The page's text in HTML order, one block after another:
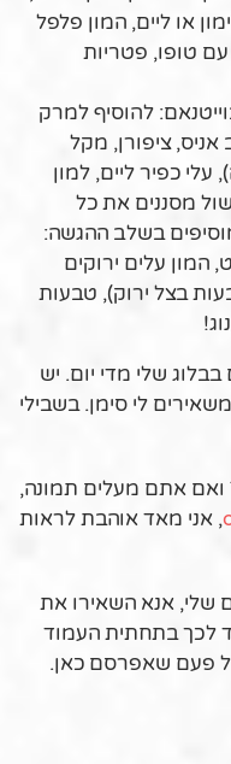
או ליים, המון פלפל
עם טופו, פטריות
להוסיף למרק
אניס, ציפורן, מקל
עלי כפיר ליים, למון
מסננים את כל
בשלב ההגשה:
המון עלים ירוקים
בצל ירוק), טבעות
שלי מדי יום. יש
לי סימן. בשבילי
ואם אתם מעלים תמונה,
, אני מאד אוהבת לראות
שלי, אנא השאירו את
לכך בתחתית העמוד
פעם שאפרסם כאן.